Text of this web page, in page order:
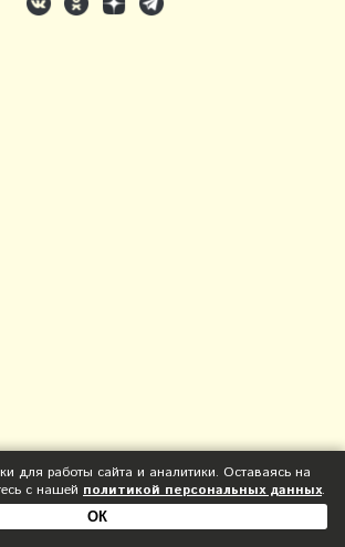
для работы сайта и аналитики. Оставаясь на
с нашей политикой персональных данных.
ОК